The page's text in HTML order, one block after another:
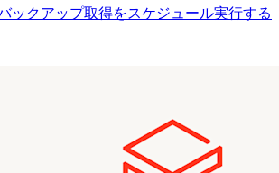
ックアップ取得をスケジュール実行する